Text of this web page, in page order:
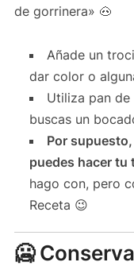
de gorrinera» 🐽
Añade un
dar color o
Utiliza pan
buscas un
Por
puedes hacer tu
hago con, pero
Receta 😉
🥶